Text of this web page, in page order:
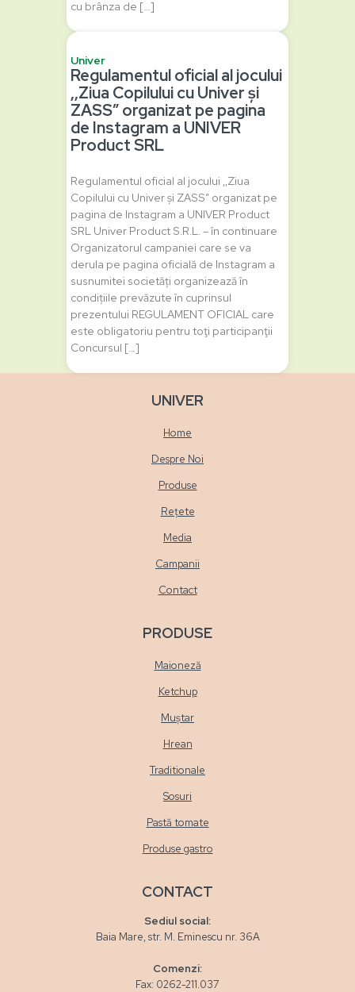
cu brânza de […]
Univer
Regulamentul oficial al jocului
‚,Ziua Copilului cu Univer și
ZASS” organizat pe pagina
de Instagram a UNIVER
Product SRL
Regulamentul oficial al jocului ‚,Ziua
Copilului cu Univer și ZASS” organizat pe
pagina de Instagram a UNIVER Product
SRL Univer Product S.R.L. – în continuare
Organizatorul campaniei care se va
derula pe pagina oficială de Instagram a
susnumitei societăți organizează în
condițiile prevăzute în cuprinsul
prezentului REGULAMENT OFICIAL care
este obligatoriu pentru toţi participanţii
Concursul […]
UNIVER
Home
Despre Noi
Produse
Rețete
Media
Campanii
Contact
PRODUSE
Maioneză
Ketchup
Muștar
Hrean
Traditionale
Sosuri
Pastă tomate
Produse gastro
CONTACT
Sediul social:
Baia Mare, str. M. Eminescu nr. 36A
Comenzi:
Fax: 0262-211.037